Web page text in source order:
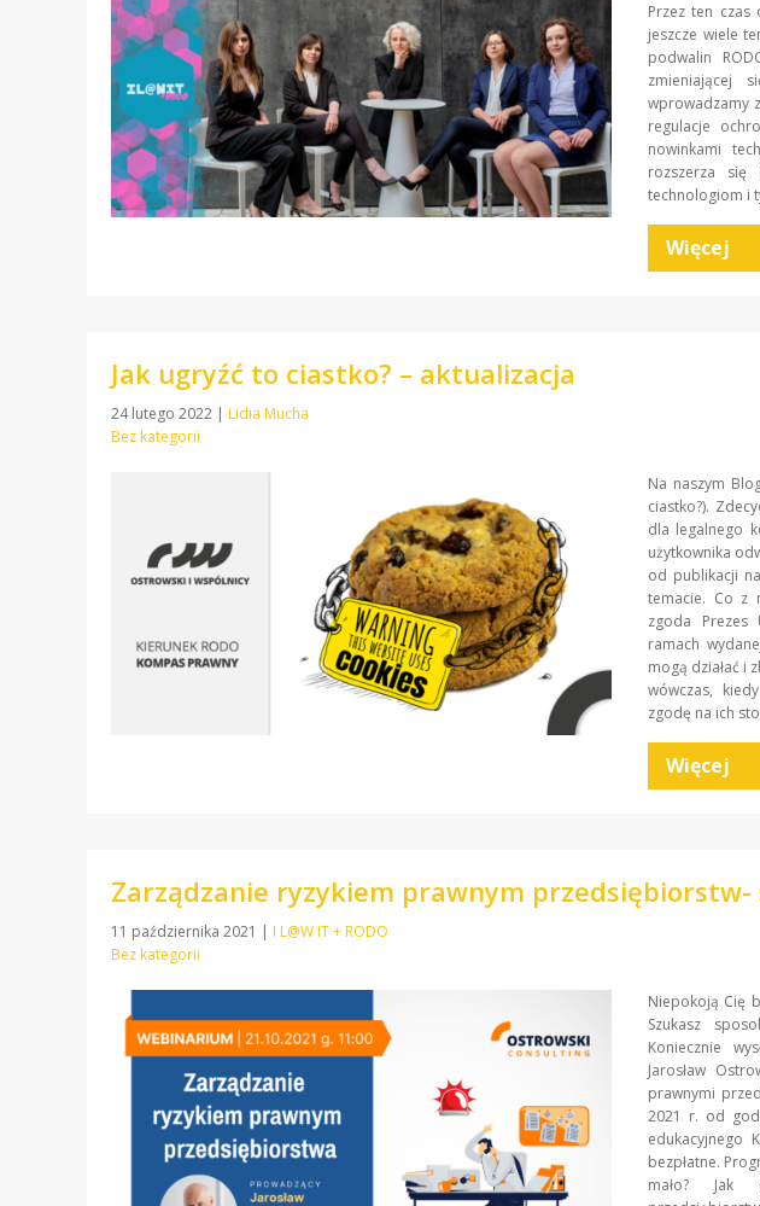
Przez ten czas
jeszcze wiele
podwalin
zmieniającej
wprowadzamy
regulacje
nowinkami
rozszerza się
technologiom i
Więcej
Jak ugryźć to ciastko? – aktualizacja
24 lutego 2022 | Lidia Mucha
Bez kategorii
Na naszym
ciastko?).
dla legalnego
użytkownika
od publikacji
temacie. Co z
zgoda Prezes
ramach
mogą działać i
wówczas,
zgodę na ich
Więcej
Zarządzanie ryzykiem prawnym przedsiębiorstw-
11 października 2021 | I L@W IT + RODO
Bez kategorii
Niepokoją Cię
Szukasz
Koniecznie
Jarosław
prawnymi
2021 r. od
edukacyjnego
bezpłatne.
mało? Jak